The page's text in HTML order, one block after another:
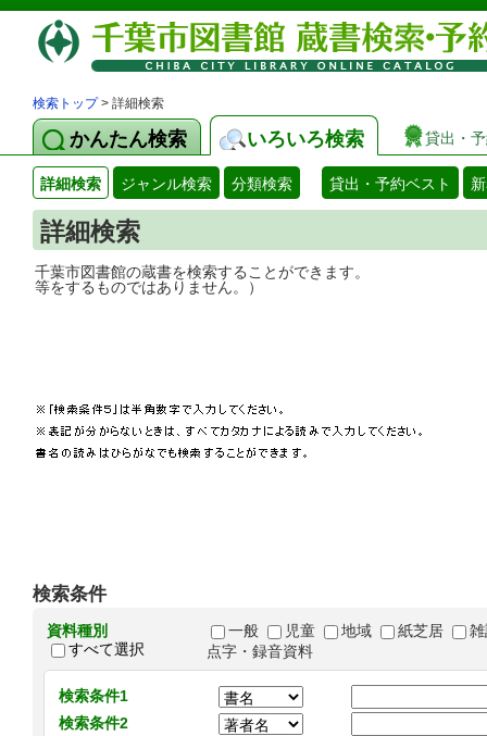
検索トップ> 詳細検索
かんたん検索 いろいろ検索 貸出・
詳細検索 ジャンル検索 分類検索 貸出・予約ベスト
詳細検索
千葉市図書館の蔵書を検索することがで
等をするものではありません。）
検索条件
資料種別
すべて選択
一般 児童 地域 紙芝居
点字・録音資料
検索条件1
検索条件2